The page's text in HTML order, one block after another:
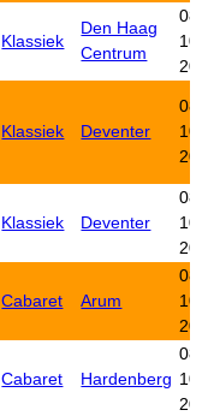
Klassiek
Den Haag
Centrum
Klassiek Deventer
Klassiek Deventer
Cabaret Arum
Cabaret Hardenberg